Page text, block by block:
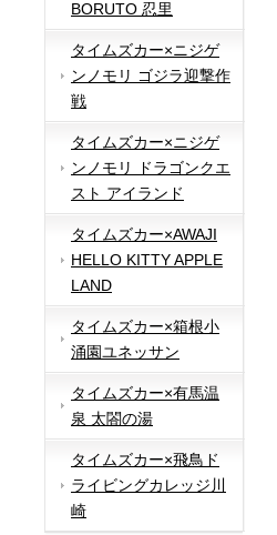
BORUTO 忍里
タイムズカー×ニジゲ
ンノモリ ゴジラ迎撃作
戦
タイムズカー×ニジゲ
ンノモリ ドラゴンクエ
スト アイランド
タイムズカー×AWAJI
HELLO KITTY APPLE
LAND
タイムズカー×箱根小
涌園ユネッサン
タイムズカー×有馬温
泉 太閤の湯
タイムズカー×飛鳥ド
ライビングカレッジ川
崎